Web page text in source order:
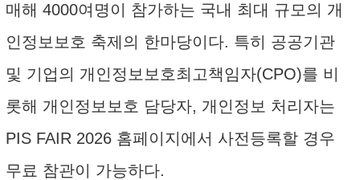
매해 4000여명이 참가하는 국내 최대 규모의 개
인정보보호 축제의 한마당이다. 특히 공공기관
및 기업의 개인정보보호최고책임자(CPO)를 비
롯해 개인정보보호 담당자, 개인정보 처리자는
PIS FAIR 2026 홈페이지에서 사전등록할 경우
무료 참관이 가능하다.